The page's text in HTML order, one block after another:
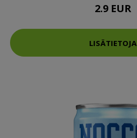
2.9 EUR
LISÄTIETOJA